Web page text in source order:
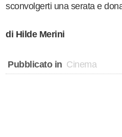
sconvolgerti una serata e
di Hilde Merini
Pubblicato in Cinema